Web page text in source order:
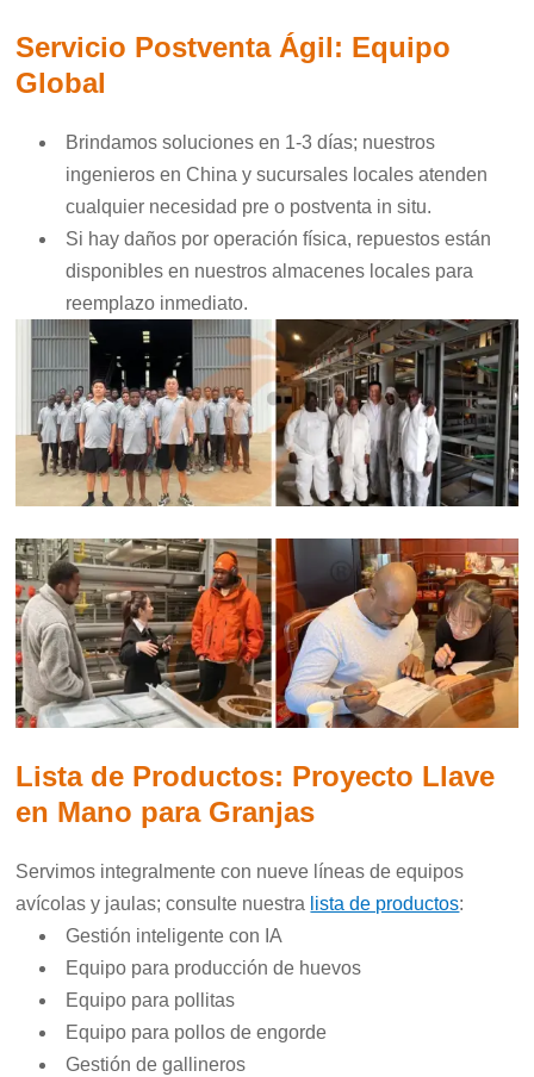
Servicio Postventa Ágil: Equipo
Global
Brindamos soluciones en 1-3 días; nuestros
ingenieros en China y sucursales locales atenden
cualquier necesidad pre o postventa in situ.
Si hay daños por operación física, repuestos están
disponibles en nuestros almacenes locales para
reemplazo inmediato.
Lista de Productos: Proyecto Llave
en Mano para Granjas
Servimos integralmente con nueve líneas de equipos
avícolas y jaulas; consulte nuestra lista de productos:
Gestión inteligente con IA
Equipo para producción de huevos
Equipo para pollitas
Equipo para pollos de engorde
Gestión de gallineros